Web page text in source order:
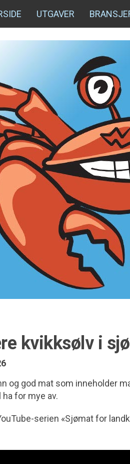
UTGAVER
kvikksølv i
og god mat som inneholder
for mye av.
serien «Sjømat for